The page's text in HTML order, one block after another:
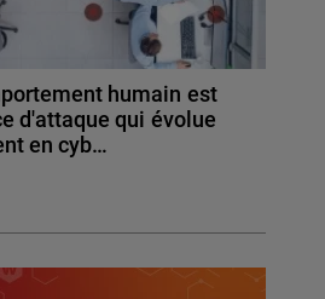
humain est
d'attaque qui évolue
en cyb…